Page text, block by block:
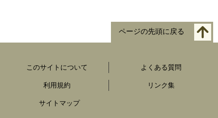
ページの先頭に戻る
このサイトについて よくある質問
利用規約 リンク集
サイトマップ